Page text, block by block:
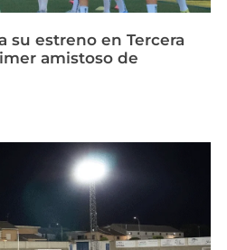
su estreno en Tercera
amistoso de